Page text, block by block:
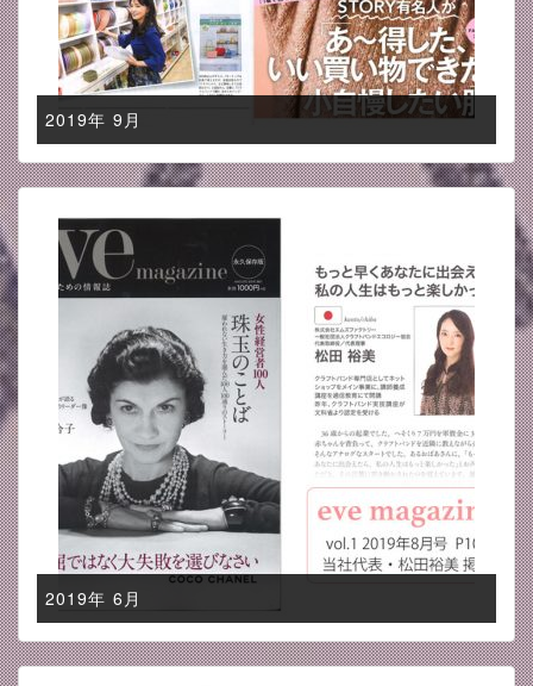
2019年 9月
2019年 6月